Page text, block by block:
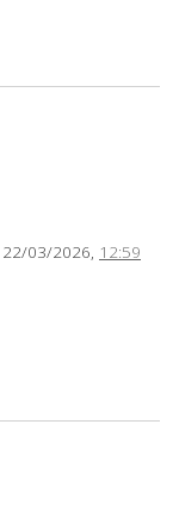
22/03/2026, 12:59